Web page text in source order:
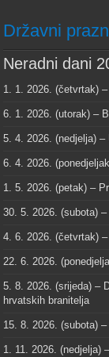
Državni
Neradni dani
1. 1. 2026. (četvrtak) –
6. 1. 2026. (utorak) –
5. 4. 2026. (nedjelja) –
6. 4. 2026.
1. 5. 2026. (petak) –
30. 5. 2026. (subota)
4. 6. 2026. (četvrtak)
22. 6. 2026.
5. 8. 2026. (srijeda) –
hrvatskih branitelja
15. 8. 2026. (subota)
1. 11. 2026. (nedjelja)